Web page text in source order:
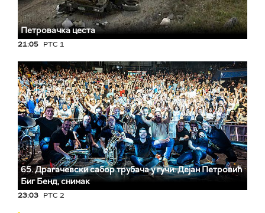
Петровачка цеста
21:05 РТС 1
65. Драгачевски сабор трубача у гучи: Дејан Петровић
Биг Бeнд, снимак
23:03 РТС 2